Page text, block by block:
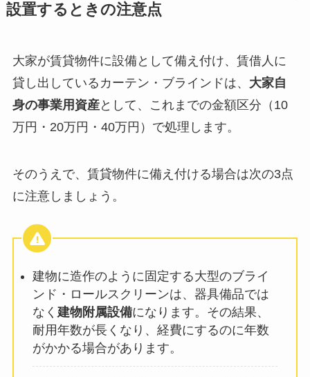
設置するときの注意点
大家が賃貸物件に設備として備え付け、賃借人に
貸し出しているカーテン・ブラインドは、 大家自
身の事業用資産として、これまでの金額区分（10
万円・20万円・40万円）で処理します。
そのうえで、賃貸物件に備え付ける場合は次の3点
に注意しましょう。
建物に造作のように固定する大型のブライ
ンド・ロールスクリーンは、器具備品では
なく 建物附属設備になります。その結果、
耐用年数が長くなり、経費にするのに年数
がかかる場合があります。